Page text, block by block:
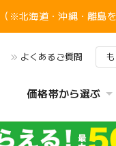
※北海道・沖縄・離島
よくあるご質問
価格帯から選ぶ